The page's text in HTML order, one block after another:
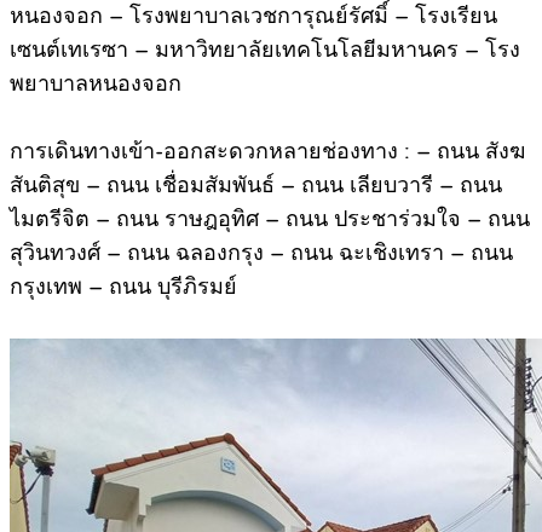
หนองจอก – โรงพยาบาลเวชการุณย์รัศมิ์ – โรงเรียน
เซนต์เทเรซา – มหาวิทยาลัยเทคโนโลยีมหานคร – โรง
พยาบาลหนองจอก
การเดินทางเข้า-ออกสะดวกหลายช่องทาง : – ถนน สังฆ
สันติสุข – ถนน เชื่อมสัมพันธ์ – ถนน เลียบวารี – ถนน
ไมตรีจิต – ถนน ราษฎอุทิศ – ถนน ประชาร่วมใจ – ถนน
สุวินทวงศ์ – ถนน ฉลองกรุง – ถนน ฉะเชิงเทรา – ถนน
กรุงเทพ – ถนน บุรีภิรมย์